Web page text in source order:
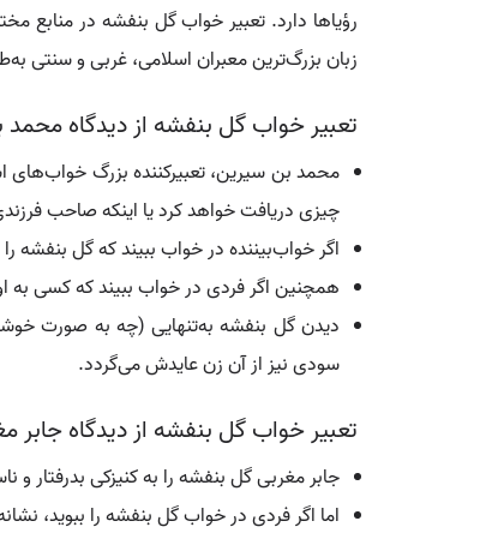
رؤیاها دارد. تعبیر خواب گل بنفشه در منابع
زبان بزرگ‌ترین معبران اسلامی، غربی و سنتی
تعبیر خواب گل بنفشه از دیدگاه
محمد بن سیرین، تعبیرکننده بزرگ
چیزی دریافت خواهد کرد یا اینکه صاحب
اگر خواب‌بیننده در خواب ببیند که گل بنفشه
همچنین اگر فردی در خواب ببیند که کسی به
دیدن گل بنفشه به‌تنهایی (چه به صورت
سودی نیز از آن زن عایدش می‌گردد.
تعبیر خواب گل بنفشه از دیدگاه جابر
جابر مغربی گل بنفشه را به کنیزکی بدرفتار
اما اگر فردی در خواب گل بنفشه را ببوید،